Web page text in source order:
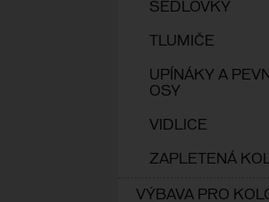
SEDLOVKY
TLUMIČE
UPÍNÁKY A
OSY
VIDLICE
ZAPLETENÁ
VÝBAVA PRO